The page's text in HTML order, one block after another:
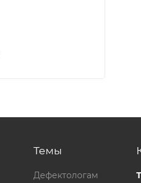
Темы
Дефектологам